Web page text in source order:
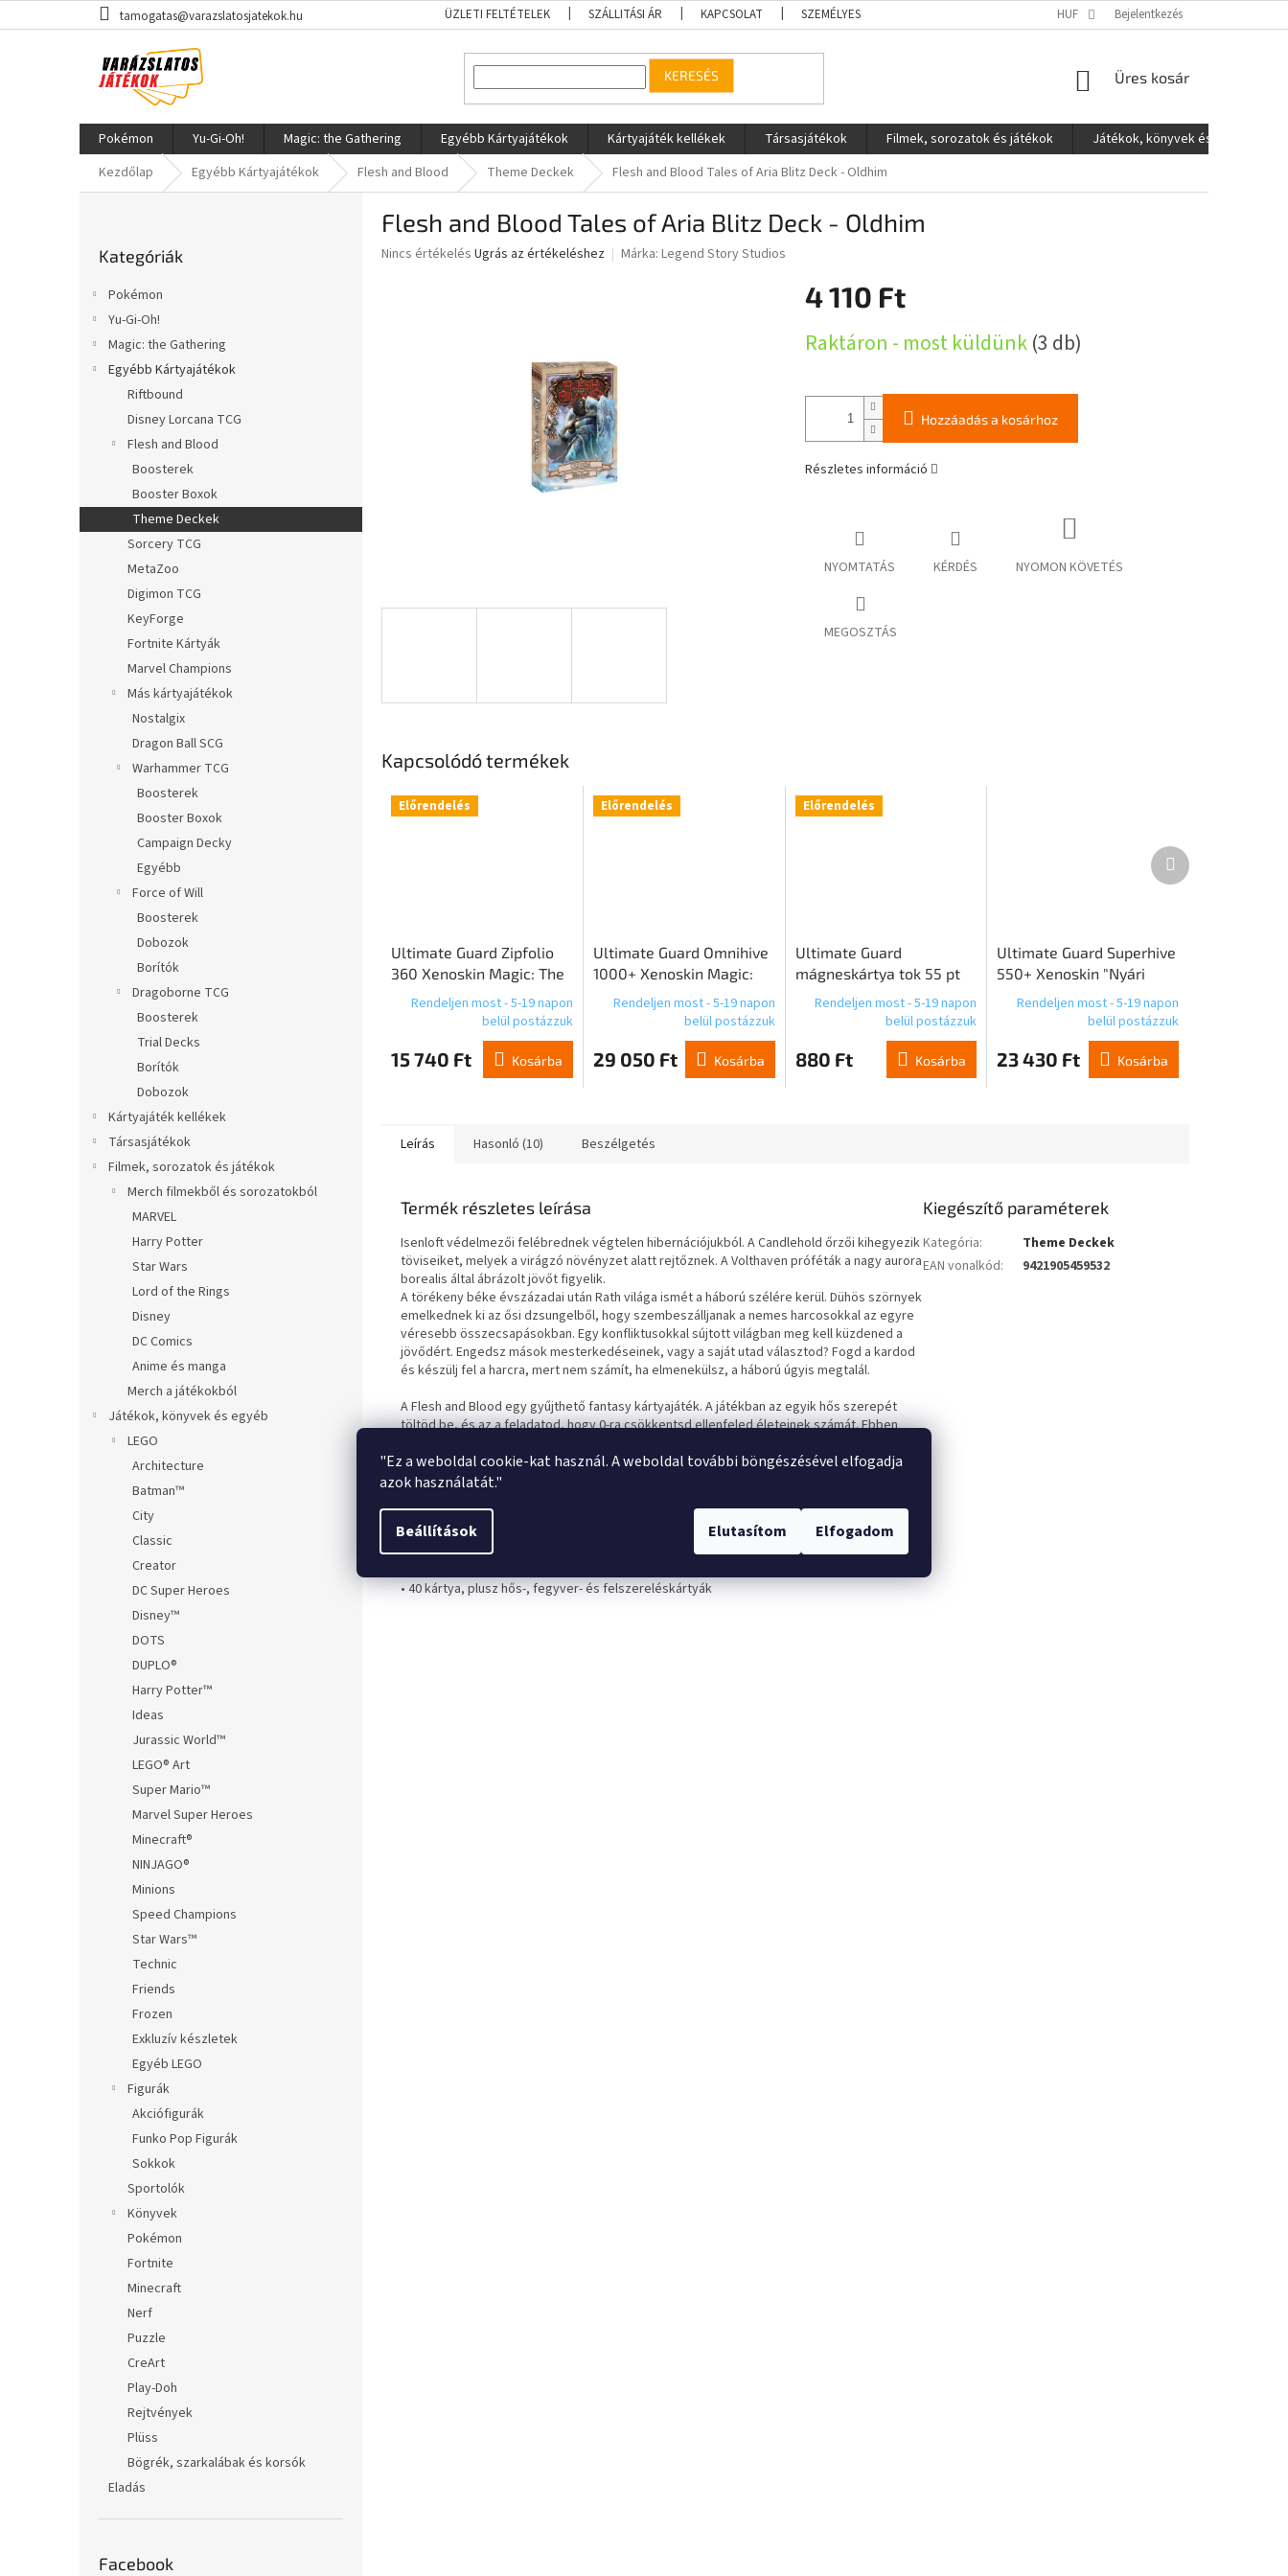
"Ez a weboldal cookie-kat használ. A weboldal további böngészésével elfogadja
azok használatát."
Beállítások Elutasítom Elfogadom
a
tamogatas@varazslatosjatekok.hu ÜZLETI FELTÉTELEK SZÁLLITÁSI ÁR KAPCSOLAT SZEMÉLYES ADATOK VÉDELME HUF Bejelentkezés
KERESÉS KOSÁR
Üres kosár
Pokémon Yu-Gi-Oh! Magic: the Gathering Egyébb Kártyajátékok Kártyajáték kellékek Társasjátékok Filmek, sorozatok és játékok
Játékok, könyvek és egyéb
Kezdőlap
Egyébb Kártyajátékok Flesh and Blood Theme Deckek Flesh and Blood Tales of Aria Blitz Deck - Oldhim
átugrása
Kategóriák
Pokémon
Yu-Gi-Oh!
Magic: the Gathering
Egyébb Kártyajátékok
Riftbound
Disney Lorcana TCG
Flesh and Blood
Boosterek
Booster Boxok
Theme Deckek
Sorcery TCG
MetaZoo
Digimon TCG
KeyForge
Fortnite Kártyák
Marvel Champions
Más kártyajátékok
Nostalgix
Dragon Ball SCG
Warhammer TCG
Boosterek
Booster Boxok
Campaign Decky
Egyébb
Force of Will
Boosterek
Dobozok
Borítók
Dragoborne TCG
Boosterek
Trial Decks
Borítók
Dobozok
Kártyajáték kellékek
Társasjátékok
Filmek, sorozatok és játékok
Merch filmekből és sorozatokból
MARVEL
Harry Potter
Star Wars
Lord of the Rings
Disney
DC Comics
Anime és manga
Merch a játékokból
Játékok, könyvek és egyéb
LEGO
Architecture
Batman™
City
Classic
Creator
DC Super Heroes
Disney™
DOTS
DUPLO®
Harry Potter™
Ideas
Jurassic World™
LEGO® Art
Super Mario™
Marvel Super Heroes
Minecraft®
NINJAGO®
Minions
Speed Champions
Star Wars™
Technic
Friends
Frozen
Exkluzív készletek
Egyéb LEGO
Figurák
Akciófigurák
Funko Pop Figurák
Sokkok
Sportolók
Könyvek
Pokémon
Fortnite
Minecraft
Nerf
Puzzle
CreArt
Play-Doh
Rejtvények
Plüss
Bögrék, szarkalábak és korsók
Eladás
Facebook
Flesh and Blood Tales of Aria Blitz Deck - Oldhim
A
Nincs értékelés Ugrás az értékeléshez Márka: Legend Story Studios
4 110 Ft
Raktáron - most küldünk(3 db)
Hozzáadás a kosárhoz
Részletes információ
NYOMTATÁS KÉRDÉS NYOMON KÖVETÉS
MEGOSZTÁS
Kapcsolódó termékek
Előrendelés
Ultimate Guard Zipfolio
360 Xenoskin Magic: The
Gathering | Avatar: Az
utolsó léghajlító - zöld
Rendeljen most - 5-19 napon
belül postázzuk
15 740 Ft Kosárba
Előrendelés
Ultimate Guard Omnihive
1000+ Xenoskin Magic:
The Gathering "Lorwyn
Eclipsed" - Green Mythic
Rendeljen most - 5-19 napon
belül postázzuk
29 050 Ft Kosárba
Előrendelés
Ultimate Guard
mágneskártya tok 55 pt
Rendeljen most - 5-19 napon
belül postázzuk
880 Ft Kosárba
Ultimate Guard Superhive
550+ Xenoskin "Nyári
kiadás 2025" - Barack
Rendeljen most - 5-19 napon
belül postázzuk
23 430 Ft Kosárba
Következő
termék
Leírás Hasonló (10) Beszélgetés
Termék részletes leírása
Isenloft védelmezői felébrednek végtelen hibernációjukból. A Candlehold őrzői kihegyezik
töviseiket, melyek a virágzó növényzet alatt rejtőznek. A Volthaven próféták a nagy aurora
borealis által ábrázolt jövőt figyelik.
A törékeny béke évszázadai után Rath világa ismét a háború szélére kerül. Dühös szörnyek
emelkednek ki az ősi dzsungelből, hogy szembeszálljanak a nemes harcosokkal az egyre
véresebb összecsapásokban. Egy konfliktusokkal sújtott világban meg kell küzdened a
jövődért. Engedsz mások mesterkedéseinek, vagy a saját utad választod? Fogd a kardod
és készülj fel a harcra, mert nem számít, ha elmenekülsz, a háború úgyis megtalál.
A Flesh and Blood egy gyűjthető fantasy kártyajáték. A játékban az egyik hős szerepét
töltöd be, és az a feladatod, hogy 0-ra csökkentsd ellenfeled életeinek számát. Ebben
Előre elkészített csomag, játékra készen.
hogy bekapcsolódjon a játékba, vagy élvezze az új Monarch kártyákat.
Ez a tematikus csomag a három új hős egyikét tartalmazza -Oldhim
jégvédőt
• 40 kártya, plusz hős-, fegyver- és felszereléskártyák
Kiegészítő paraméterek
Kategória:
Theme Deckek
EAN vonalkód: 9421905459532